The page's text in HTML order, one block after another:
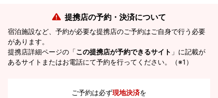
提携店の予約・決済について
宿泊施設など、予約が必要な提携店のご予約はご自身で行う必要
があります。
提携店詳細ページの「この提携店が予約できるサイト 」に記載が
あるサイトまたはお電話にて予約を行ってください。（※1）
ご予約は必ず現地決済を